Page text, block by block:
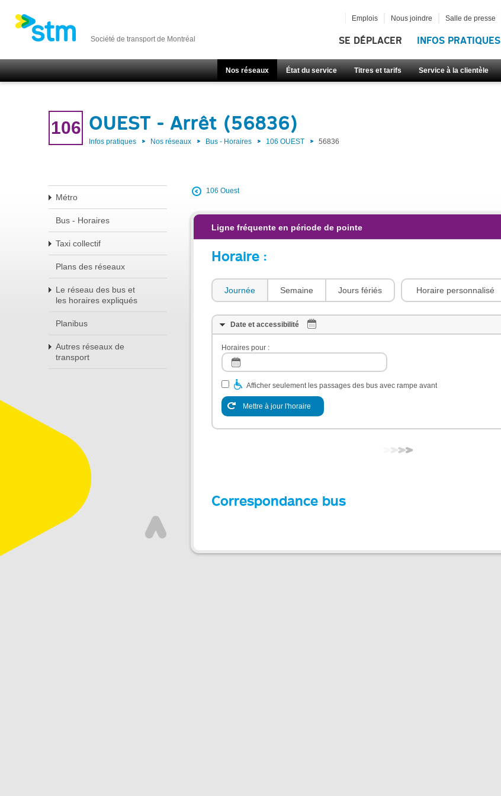
Société de transport de Montréal SE DÉPLACER INFOS PRATIQUES
Nos réseaux État du service Titres et tarifs Service à la clientèle
Emplois Nous joindre Salle de presse
106 OUEST - Arrêt (56836)
Infos pratiques Nos réseaux Bus - Horaires 106 OUEST 56836
Métro
Bus - Horaires
Taxi collectif
Plans des réseaux
Le réseau des bus et
les horaires expliqués
Planibus
Autres réseaux de
transport
106 Ouest
Ligne fréquente en période de pointe
Horaire :
Journée Semaine Jours fériés Horaire personnalisé
Date et accessibilité
Horaires pour :
Afficher seulement les passages des bus avec rampe avant
Mettre à jour l'horaire
Correspondance bus